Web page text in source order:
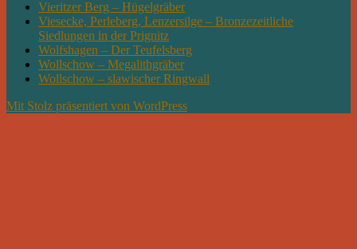
Vieritzer Berg – Hügelgräber
Viesecke, Perleberg, Lenzersilge – Bronzezeitliche
Siedlungen in der Prignitz
Wolfshagen – Der Teufelsberg
Wollschow – Megalithgräber
Wollschow – slawischer Ringwall
Mit Stolz präsentiert von WordPress